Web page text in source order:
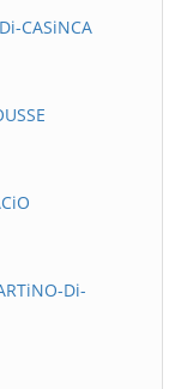
CASiNCA
Di-